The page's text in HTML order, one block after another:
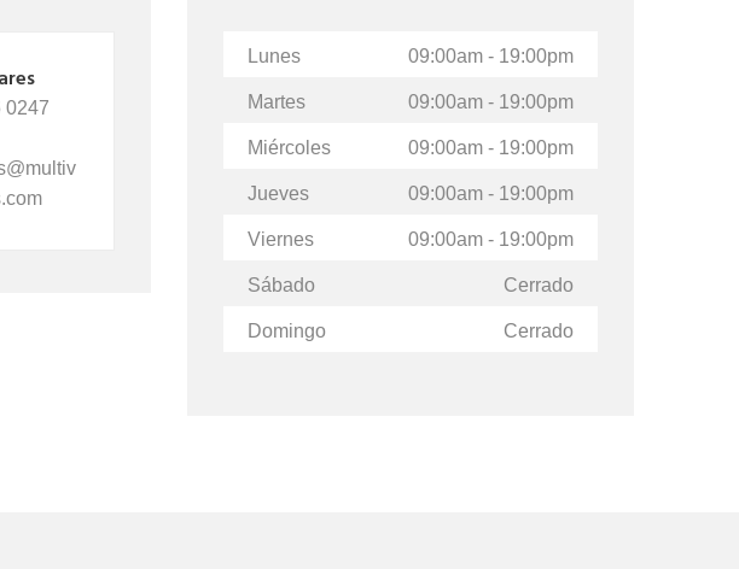
0247 +502 4216 0247
aluesolutions.com
Lunes 09:00am - 19:00pm
Martes 09:00am - 19:00pm
Miércoles 09:00am - 19:00pm
Jueves 09:00am - 19:00pm
Viernes 09:00am - 19:00pm
Sábado Cerrado
Domingo Cerrado